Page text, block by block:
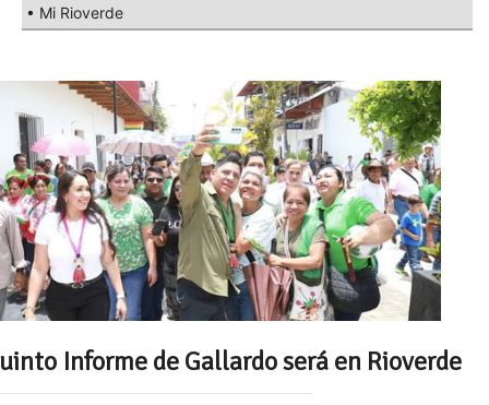
• Mi Rioverde
Informe de Gallardo será en Rioverde